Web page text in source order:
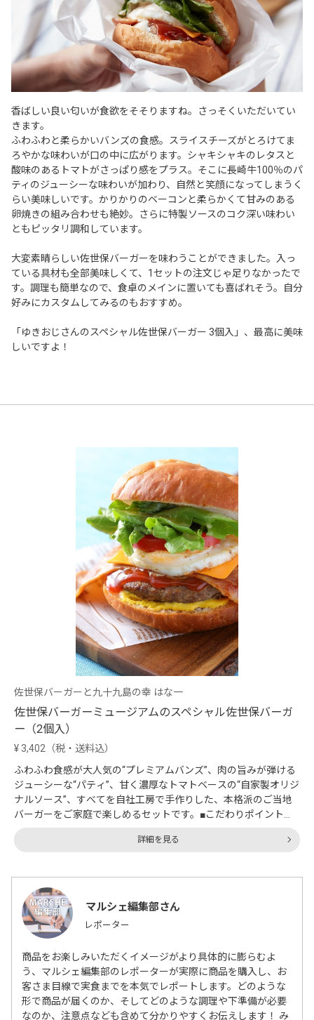
香ばしい良い匂いが食欲をそそりますね。さっそくいただいてい
きます。
ふわふわと柔らかいバンズの食感。スライスチーズがとろけてま
ろやかな味わいが口の中に広がります。シャキシャキのレタスと
酸味のあるトマトがさっぱり感をプラス。そこに長崎牛100％のパ
ティのジューシーな味わいが加わり、自然と笑顔になってしまうく
らい美味しいです。かりかりのベーコンと柔らかくて甘みのある
卵焼きの組み合わせも絶妙。さらに特製ソースのコク深い味わい
ともピッタリ調和しています。
大変素晴らしい佐世保バーガーを味わうことができました。入っ
ている具材も全部美味しくて、1セットの注文じゃ足りなかったで
す。調理も簡単なので、食卓のメインに置いても喜ばれそう。自分
好みにカスタムしてみるのもおすすめ。
「ゆきおじさんのスペシャル佐世保バーガー 3個入」、最高に美味
しいですよ！
佐世保バーガーと九十九島の幸 はな一
佐世保バーガーミュージアムのスペシャル佐世保バーガ
ー（2個入）
¥ 3,402 （税・送料込）
ふわふわ食感が大人気の“プレミアムバンズ”、肉の旨みが弾ける
ジューシーな“パティ”、甘く濃厚なトマトベースの“自家製オリジ
ナルソース”、すべてを自社工房で手作りした、本格派のご当地
バーガーをご家庭で楽しめるセットです。■こだわりポイント・
詳細を見る
マルシェ編集部
レポーター
商品をお楽しみいただくイメージがより具体的に膨らむよ
う、マルシェ編集部のレポーターが実際に商品を購入し、お
客さま目線で実食までを本気でレポートします。どのような
形で商品が届くのか、そしてどのような調理や下準備が必要
なのか、注意点なども含めて分かりやすくお伝えします！ み